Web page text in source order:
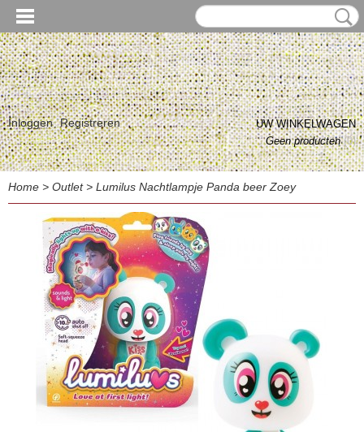
Inloggen Registreren
UW WINKELWAGEN
Geen producten(0)
Home > Outlet> Lumilus Nachtlampje Panda beer Zoey